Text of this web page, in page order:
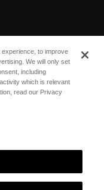
to improve
We will only set
including
which is relevant
read our Privacy